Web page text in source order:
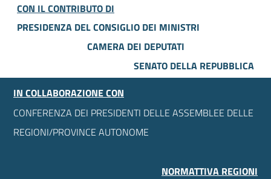
CON IL CONTRIBUTO DI
PRESIDENZA DEL CONSIGLIO DEI MINISTRI
CAMERA DEI DEPUTATI
SENATO DELLA REPUBBLICA
IN COLLABORAZIONE CON
CONFERENZA DEI PRESIDENTI DELLE ASSEMBLEE DELLE
REGIONI/PROVINCE AUTONOME
NORMATTIVA REGIONI